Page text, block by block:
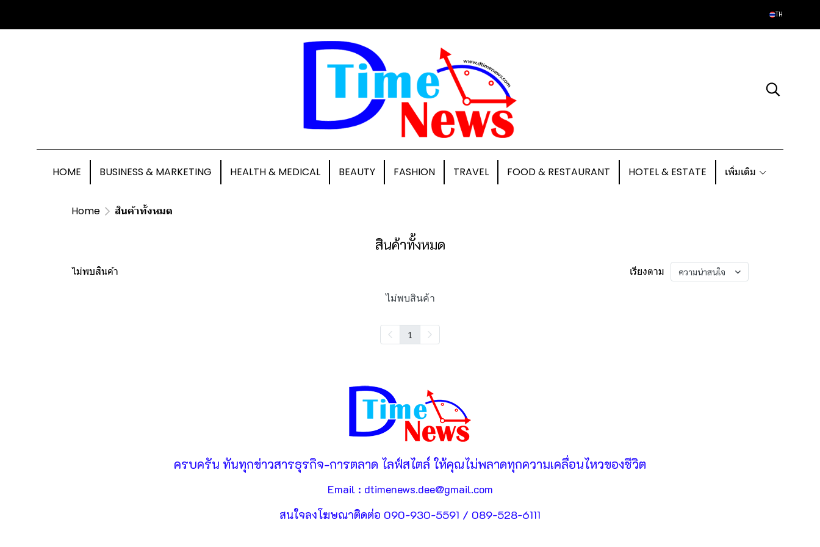
TH
HOME BUSINESS & MARKETING HEALTH & MEDICAL BEAUTY FASHION TRAVEL FOOD & RESTAURANT HOTEL & ESTATE เพิ่มเติม
Home สินค้าทั้งหมด
สินค้าทั้งหมด
ไม่พบสินค้า เรียงตาม ความน่าสนใจ
ไม่พบสินค้า
1
ครบครัน ทันทุกข่าวสารธุรกิจ-การตลาด ไลฟ์สไตล์ ให้คุณไม่พลาดทุกความเคลื่อนไหวของชีวิต
Email : dtimenews.dee@gmail.com
สนใจลงโฆษณาติดต่อ 090-930-5591 / 089-528-6111